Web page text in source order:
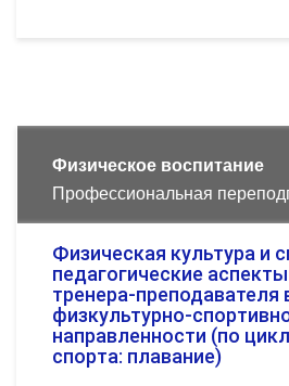
Физическое воспитание
Профессиональная
Физическая культура и
педагогические
тренера-преподавателя
физкультурно-
направленности (по
спорта: плавание)